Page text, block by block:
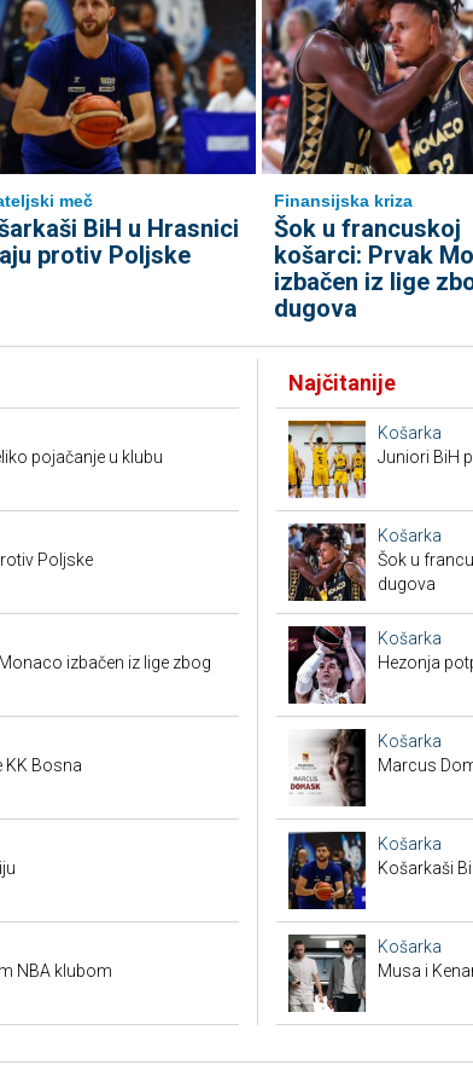
meč
BiH u Hrasnici
protiv Poljske
Finansijska kriza
Šok u francuskoj
košarci: Prvak
izbačen iz lige
dugova
pojačanje u klubu
Poljske
izbačen iz lige zbog
Bosna
NBA klubom
Najčitanije
Košarka
Juniori BiH
Košarka
Šok u
dugova
Košarka
Hezonja
Košarka
Marcus
Košarka
Košarkaši
Košarka
Musa i